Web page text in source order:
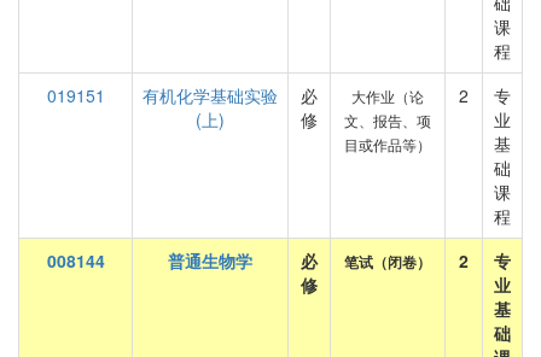
课
程
019151
有机化学基础实验
(上)
必
修
大作业（论
文、报告、项
目或作品等）
2
专
业
基
础
课
程
008144
普通生物学
必
修
笔试（闭卷） 2
专
业
基
础